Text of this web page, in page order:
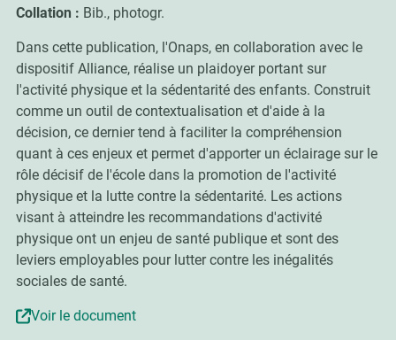
Collation : Bib., photogr.
Dans cette publication, l'Onaps, en collaboration avec le
dispositif Alliance, réalise un plaidoyer portant sur
l'activité physique et la sédentarité des enfants. Construit
comme un outil de contextualisation et d'aide à la
décision, ce dernier tend à faciliter la compréhension
quant à ces enjeux et permet d'apporter un éclairage sur le
rôle décisif de l'école dans la promotion de l'activité
physique et la lutte contre la sédentarité. Les actions
visant à atteindre les recommandations d'activité
physique ont un enjeu de santé publique et sont des
leviers employables pour lutter contre les inégalités
sociales de santé.
Voir le document